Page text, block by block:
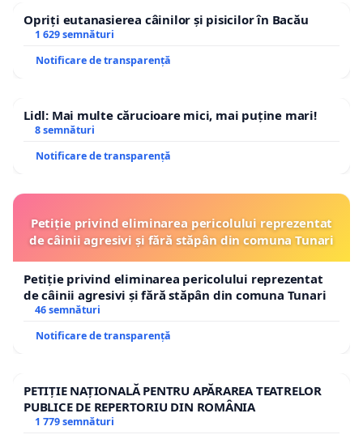
Opriți eutanasierea câinilor și pisicilor în Bacău
1 629 semnături
Notificare de transparență
Lidl: Mai multe cărucioare mici, mai puține mari!
8 semnături
Notificare de transparență
Petiție privind eliminarea pericolului reprezentat
de câinii agresivi și fără stăpân din comuna Tunari
Petiție privind eliminarea pericolului reprezentat
de câinii agresivi și fără stăpân din comuna Tunari
46 semnături
Notificare de transparență
PETIȚIE NAȚIONALĂ PENTRU APĂRAREA TEATRELOR
PUBLICE DE REPERTORIU DIN ROMÂNIA
1 779 semnături